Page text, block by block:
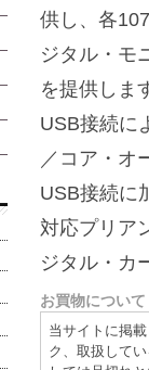
供し、各
ジタル・モ
を提供しま
USB接続に
／コア・オ
USB接続に
対応プリア
ジタル・カ
お買物について
当サイトに掲
ク、取扱して